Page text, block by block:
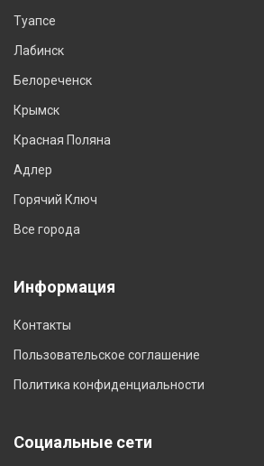
Туапсе
Лабинск
Белореченск
Крымск
Красная Поляна
Адлер
Горячий Ключ
Все города
Информация
Контакты
Пользовательское соглашение
Политика конфиденциальности
Социальные сети